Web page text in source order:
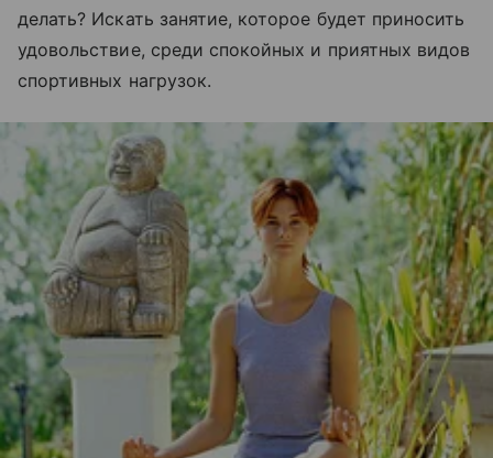
делать? Искать занятие, которое будет приносить
удовольствие, среди спокойных и приятных видов
спортивных нагрузок.